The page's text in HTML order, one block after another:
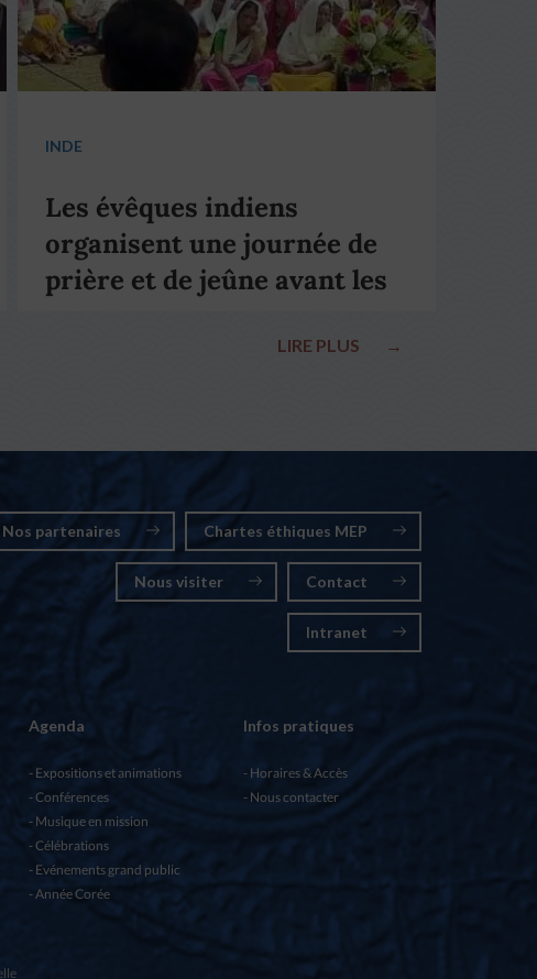
INDE
Les évêques indiens
organisent une journée de
prière et de jeûne avant les
LIRE PLUS →
Nos partenaires Chartes éthiques MEP
Nous visiter Contact
Intranet
Agenda
Expositions et animations
Conférences
Musique en mission
Célébrations
Evénements grand public
Année Corée
Infos pratiques
Horaires & Accès
Nous contacter